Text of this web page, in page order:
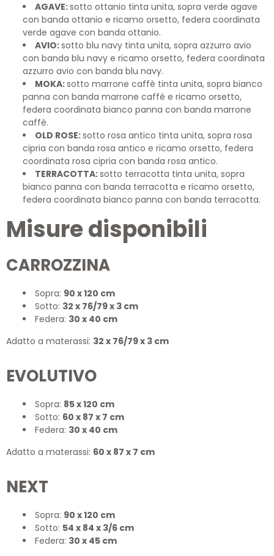
AGAVE:sotto ottanio tinta unita, sopra verde agave
con banda ottanio e ricamo orsetto, federa coordinata
verde agave con banda ottanio.
AVIO:sotto blu navy tinta unita, sopra azzurro avio
con banda blu navy e ricamo orsetto, federa coordinata
azzurro avio con banda blu navy.
MOKA:sotto marrone caffè tinta unita, sopra bianco
panna con banda marrone caffè e ricamo orsetto,
federa coordinata bianco panna con banda marrone
caffè.
OLD ROSE:sotto rosa antico tinta unita, sopra rosa
cipria con banda rosa antico e ricamo orsetto, federa
coordinata rosa cipria con banda rosa antico.
TERRACOTTA:sotto terracotta tinta unita, sopra
bianco panna con banda terracotta e ricamo orsetto,
federa coordinata bianco panna con banda terracotta.
Misure disponibili
CARROZZINA
Sopra: 90 x 120 cm
Sotto: 32 x 76/79 x 3 cm
Federa: 30 x 40 cm
Adatto a materassi: 32 x 76/79 x 3 cm
EVOLUTIVO
Sopra: 85 x 120 cm
Sotto: 60 x 87 x 7 cm
Federa: 30 x 40 cm
Adatto a materassi: 60 x 87 x 7 cm
NEXT
Sopra: 90 x 120 cm
Sotto: 54 x 84 x 3/6 cm
Federa: 30 x 45 cm